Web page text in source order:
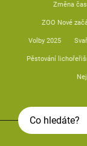
Změna
ZOO Nové
Volby 2025
Pěstování